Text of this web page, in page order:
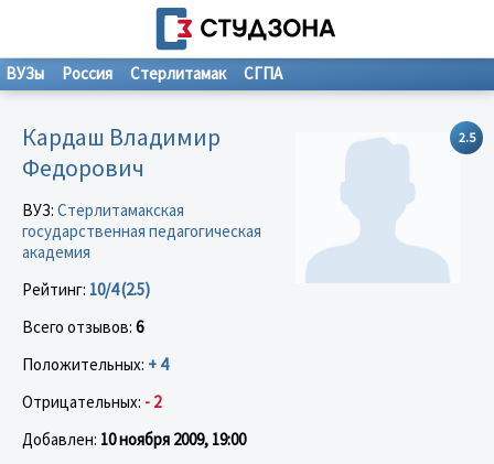
ВУЗы Россия Стерлитамак СГПА
2.5
Кардаш Владимир
Федорович
ВУЗ: Стерлитамакская
государственная педагогическая
академия
Рейтинг: 10/4 (2.5)
Всего отзывов: 6
Положительных: + 4
Отрицательных: - 2
Добавлен: 10 ноября 2009, 19:00